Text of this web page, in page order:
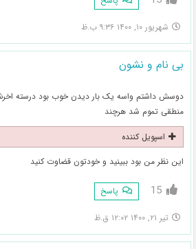
شهریور ۱۰, ۱۴۰۰ ۹:۳۶ ب.ظ
بی نام و نشون
دوسش داشتم واسه یک بار دیدن خوب بود درسته
منطقی تموم شد هرچند
اسپویل کننده
این نظر من بود ببینید و خودتون قضاوت کنید
15 پاسخ
تیر ۲۱, ۱۴۰۰ ۱۲:۰۲ ق.ظ